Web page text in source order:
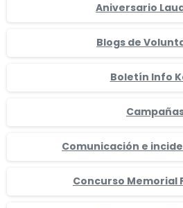
Aniversario
Blogs de
Boletín Info
Comunicación e
Concurso Memorial